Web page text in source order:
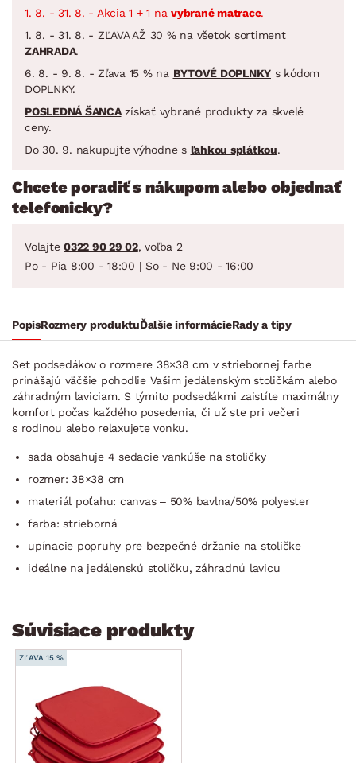
1. 8. - 31. 8. - Akcia 1 + 1 na vybrané matrace.
1. 8. - 31. 8. - ZĽAVA AŽ 30 % na všetok sortiment
ZAHRADA.
6. 8. - 9. 8. - Zľava 15 % na BYTOVÉ DOPLNKY s kódom
DOPLNKY.
POSLEDNÁ ŠANCAzískať vybrané produkty za skvelé
ceny.
Do 30. 9. nakupujte výhodne s ľahkou splátkou.
Chcete poradiť s nákupom alebo objednať
telefonicky?
Volajte 0322 90 29 02, voľba 2
Po - Pia 8:00 - 18:00 | So - Ne 9:00 - 16:00
PopisRozmery produktuĎalšie informácieRady a tipy
Set podsedákov o rozmere 38×38 cm v striebornej farbe
prinášajú väčšie pohodlie Vašim jedálenským stoličkám alebo
záhradným laviciam. S týmito podsedákmi zaistíte maximálny
komfort počas každého posedenia, či už ste pri večeri
s rodinou alebo relaxujete vonku.
sada obsahuje 4 sedacie vankúše na stoličky
rozmer: 38×38 cm
materiál poťahu: canvas – 50% bavlna/50% polyester
farba: strieborná
upínacie popruhy pre bezpečné držanie na stoličke
ideálne na jedálenskú stoličku, záhradnú lavicu
Súvisiace produkty
ZĽAVA 15 %